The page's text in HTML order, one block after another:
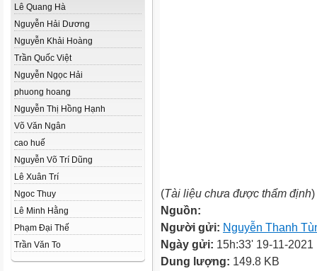
Lê Quang Hà
Nguyễn Hải Dương
Nguyễn Khải Hoàng
Trần Quốc Việt
Nguyễn Ngọc Hải
phuong hoang
Nguyễn Thị Hồng Hạnh
Võ Văn Ngân
cao huế
Nguyễn Võ Trí Dũng
Lê Xuân Trí
Ngoc Thuy
Lê Minh Hằng
Phạm Đại Thế
Trần Văn To
(Tài liệu chưa được thẩm định)
Nguồn:
Người gửi: Nguyễn Thanh
Ngày gửi: 15h:33' 19-11-2021
Dung lượng: 149.8 KB